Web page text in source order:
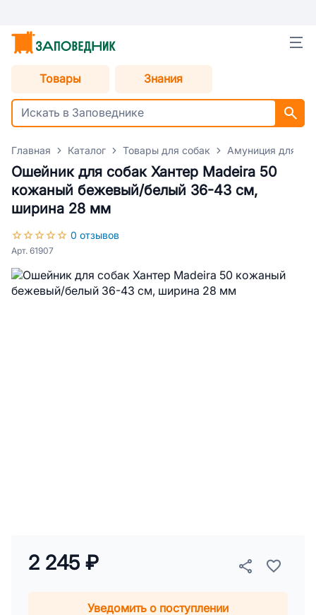
Товары Знания
Главная Каталог Товары для собак Амуниция для
Ошейник для собак Хантер Madeira 50
кожаный бежевый/белый 36-43 см,
ширина 28 мм
0 отзывов
Арт. 61907
2 245 ₽
Уведомить о поступлении